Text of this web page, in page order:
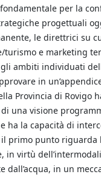
per la
progettuali
le direttrici su
e marketing
ambiti individuati
in
Provincia di Rovigo
una visione
ha la capacità di
primo punto riguarda
in virtù
dall’acqua, in un